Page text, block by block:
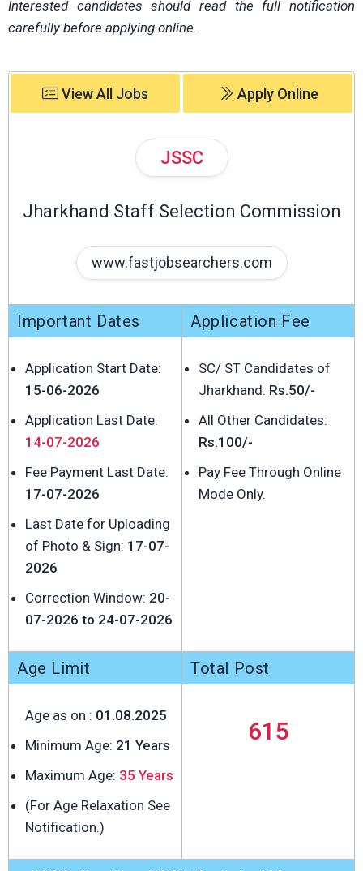
Interested candidates should read the full notification
carefully before applying online.
View All Jobs Apply Online
JSSC
Jharkhand Staff Selection Commission
www.fastjobsearchers.com
Important Dates
Application Start Date:
15-06-2026
Application Last Date:
14-07-2026
Fee Payment Last Date:
17-07-2026
Last Date for Uploading
of Photo & Sign: 17-07-
2026
Correction Window: 20-
07-2026 to 24-07-2026
Application Fee
SC/ ST Candidates of
Jharkhand: Rs.50/-
All Other Candidates:
Rs.100/-
Pay Fee Through Online
Mode Only.
Age Limit
Age as on : 01.08.2025
Minimum Age: 21 Years
Maximum Age: 35 Years
(For Age Relaxation See
Notification.)
Total Post
615